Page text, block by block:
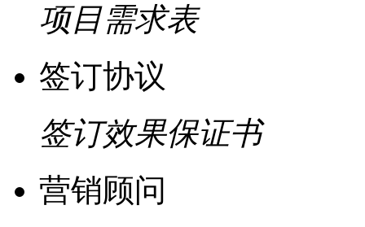
项目需求表
签订协议
签订效果保证书
营销顾问